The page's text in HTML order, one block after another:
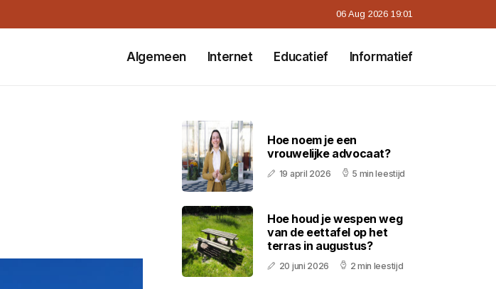
06 Aug 2026 19:01
Algemeen Internet Educatief Informatief
Hoe noem je een
vrouwelijke advocaat?
19 april 2026 5 min leestijd
Hoe houd je wespen weg
van de eettafel op het
terras in augustus?
20 juni 2026 2 min leestijd